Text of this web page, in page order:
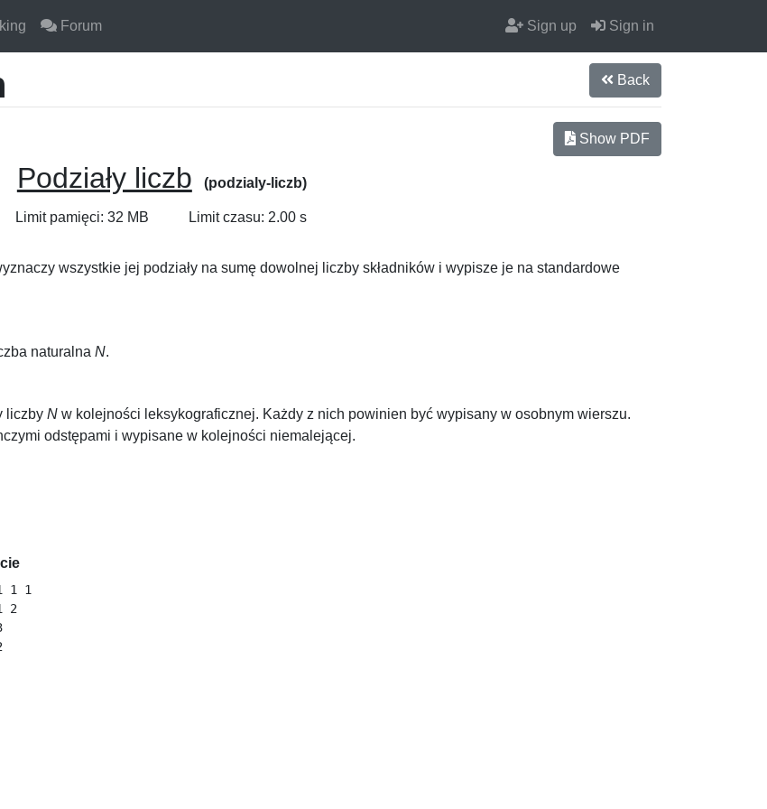
Forum Sign up Sign in
Back
Show PDF
Podziały liczb (podzialy-liczb)
Limit pamięci: 32 MB Limit czasu: 2.00 s
wszystkie jej podziały na sumę dowolnej liczby składników i wypisze je na standardowe
naturalna N.
liczby N w kolejności leksykograficznej. Każdy z nich powinien być wypisany w osobnym wierszu.
odstępami i wypisane w kolejności niemalejącej.
1 1
2